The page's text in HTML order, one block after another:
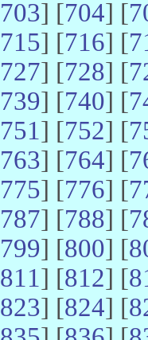
703] [704] [
715] [716] [
727] [728] [
739] [740] [
751] [752] [
763] [764] [
775] [776] [
787] [788] [
799] [800] [
811] [812] [
823] [824] [